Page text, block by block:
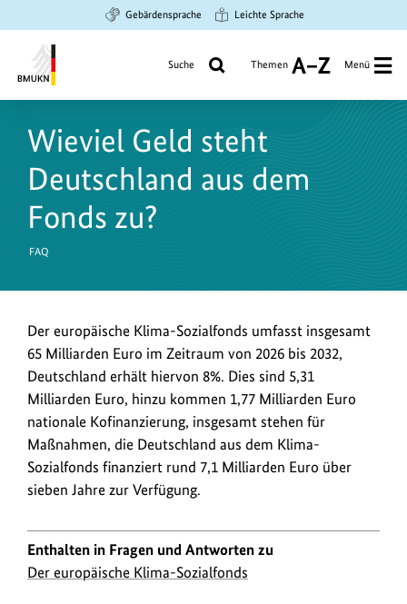
Hauptinhalt
springen
Suche
springen
Hauptnavigation
springen
Gebärdensprache Leichte Sprache
Umwelt,
Naturschutz
und
nukleare
Sicherheit
Suche Themen
A
Z
Menü
Wieviel Geld steht
Deutschland aus dem
Fonds zu?
FAQ
Der europäische Klima-Sozialfonds umfasst insgesamt
65 Milliarden Euro im Zeitraum von 2026 bis 2032,
Deutschland erhält hiervon 8%. Dies sind 5,31
Milliarden Euro, hinzu kommen 1,77 Milliarden Euro
nationale Kofinanzierung, insgesamt stehen für
Maßnahmen, die Deutschland aus dem Klima-
Sozialfonds finanziert rund 7,1 Milliarden Euro über
sieben Jahre zur Verfügung.
Enthalten in Fragen und Antworten zu
Der europäische Klima-Sozialfonds